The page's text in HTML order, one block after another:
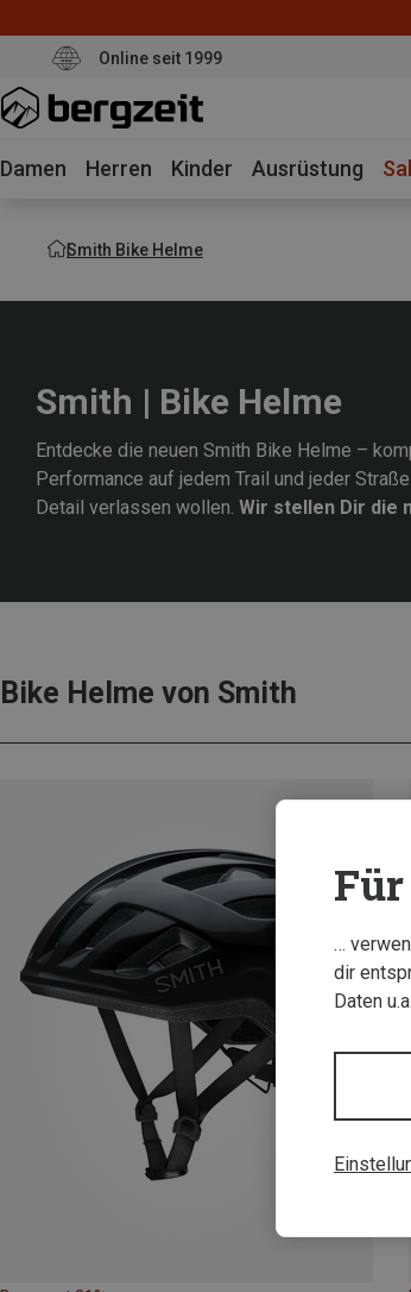
Online seit 1999
Damen Herren Kinder Ausrüstung
Smith Bike Helme
Smith | Bike Helme
Entdecke die neuen Smith Bike Helme –
Performance auf jedem Trail und jeder
Detail verlassen wollen. Wir stellen Dir die
Bike Helme von Smith
…
dir
Daten